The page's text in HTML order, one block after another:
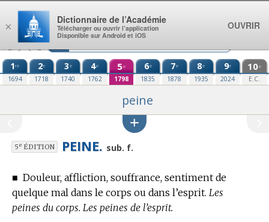
Aller au contenu
1re
1694
2e
1718
3e
1740
4e
1762
5e
1798
6e
1835
7e
1878
8e
1935
9e
2024
10e
E.C.
peine
5eÉDITION PEINE. sub. f.
■ Douleur, affliction, souffrance, sentiment de
quelque mal dans le corps ou dans l’esprit. Les
peines du corps. Les peines de l’esprit.
×
Dictionnaire de l’Académie
Télécharger ou ouvrir l’application
Disponible sur Android et iOS
OUVRIR